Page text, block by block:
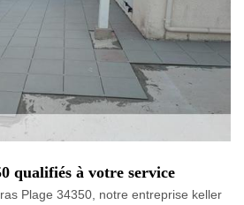
qualifiés à votre service
Plage 34350, notre entreprise keller